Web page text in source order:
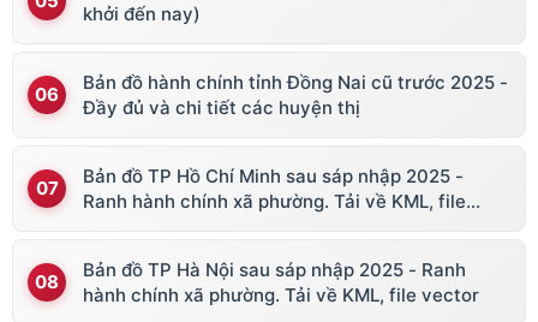
khởi đến nay)
Bản đồ hành chính tỉnh Đồng Nai cũ trước 2025 -
Đầy đủ và chi tiết các huyện thị
Bản đồ TP Hồ Chí Minh sau sáp nhập 2025 -
Ranh hành chính xã phường. Tải về KML, file
Bản đồ TP Hà Nội sau sáp nhập 2025 - Ranh
hành chính xã phường. Tải về KML, file vector